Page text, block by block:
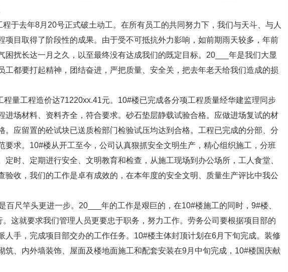
程于去年8月20号正式破土动工。在所有员工的共同努力下，我们与天斗、与人
项目取得了阶段性的成果。由于受不可抵抗外力影响，如前期雨天较多，年前
困扰长达一月之久，以至最终没有达成我们的既定目标。20___年是我们大显
工都要打起精神，团结奋进，严把质量、安全关，把去年老天给我们造成的损
程量工程造价达71220xx.41元。10#楼已完成各分项工程质量经华建监理同步
进场材料、资料齐全，符合要求。砂石垫层静载试验合格。应做进场复试的材
。应留置的砼试块已送质检部门检验试压均达到合格。工程已完成的分部、分
要求。10#楼从开工至今，公司认真狠抓安全文明生产，精心组织施工，分班
定时、定期进行安全、文明教育和检查，从施工现场到办公场所，工人食堂、
验收，我们的工作是卓有成效的，在本年度的安全文明、质量生产评比中我公
百尺竿头更进一步。20___年的工作是艰巨的，在10#楼施工的同时，9#楼、
这就要求我们管理人员更要忠于职务，努力工作。劳务公司要根据项目部的
人手，完成项目部交办的工作任务。10#楼主体封顶计划在6月下旬完成。装修
筑、内外墙装饰、屋面及楼地面施工和配套安装在9月中旬完成，10#楼国庆献